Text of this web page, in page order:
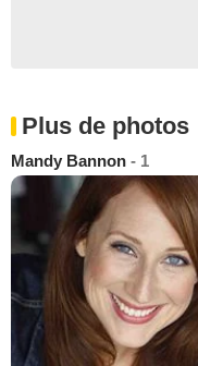
Plus de photos
Mandy Bannon - 1